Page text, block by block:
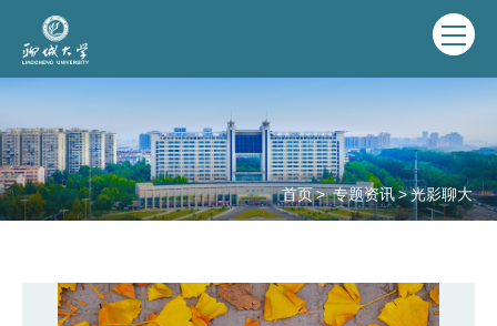
首页 > 专题资讯>光影聊大